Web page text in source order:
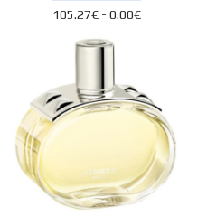
105.27€ - 0.00€